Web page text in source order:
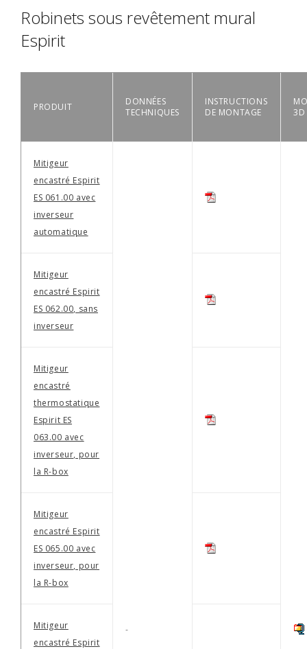
Robinets sous revêtement mural
Espirit
PRODUIT
DONNÉES
TECHNIQUES
INSTRUCTIONS
DE MONTAGE
3D
Mitigeur
encastré Espirit
ES 061.00 avec
inverseur
automatique
-
Mitigeur
encastré Espirit
ES 062.00, sans
inverseur
Mitigeur
encastré
thermostatique
Espirit ES
063.00 avec
inverseur, pour
la R-box
Mitigeur
encastré Espirit
ES 065.00 avec
inverseur, pour
la R-box
Mitigeur
encastré Espirit